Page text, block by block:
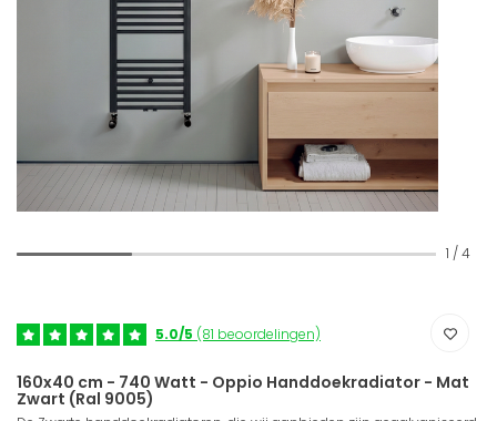
1 / 4
5.0/5 (81 beoordelingen)
160x40 cm - 740 Watt - Oppio Handdoekradiator - Mat
Zwart (Ral 9005)